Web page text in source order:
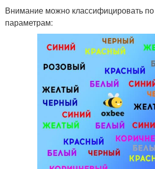
Внимание можно классифицировать
параметрам: